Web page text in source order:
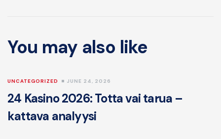
You may also like
24 Kasino 2026: Totta vai tarua –
kattava analyysi
UNCATEGORIZED JUNE 24, 2026